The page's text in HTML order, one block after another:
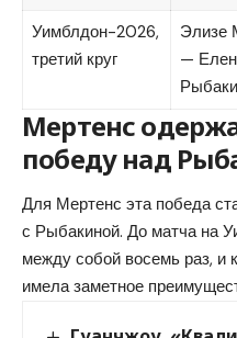
Уимблдон-2026,
третий круг
Элизе
—
Мертенс
победу над
Для Мертенс эта победа
с Рыбакиной. До матча на
между собой восемь раз, и
имела заметное